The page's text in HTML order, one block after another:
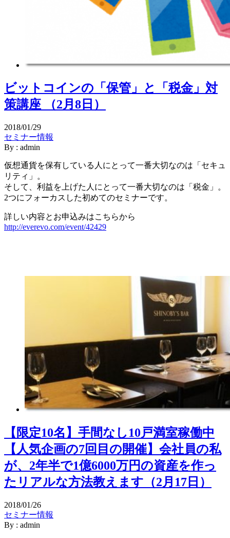
ビットコインの「保管」と「税金」対
策講座 （2月8日）
2018/01/29
セミナー情報
By : admin
仮想通貨を保有している人にとって一番大切なのは「セキュ
リティ」。
そして、利益を上げた人にとって一番大切なのは「税金」。
2つにフォーカスした初めてのセミナーです。
詳しい内容とお申込みはこちらから
http://everevo.com/event/42429
【限定10名】手間なし10戸満室稼働中
【人気企画の7回目の開催】会社員の私
が、2年半で1億6000万円の資産を作っ
たリアルな方法教えます（2月17日）
2018/01/26
セミナー情報
By : admin